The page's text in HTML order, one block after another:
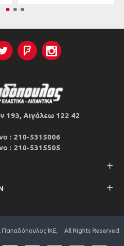
Αιγάλεω 122 42
: 210-5315006
: 210-5315505
ΙΚΕ, All Rights Reserved.